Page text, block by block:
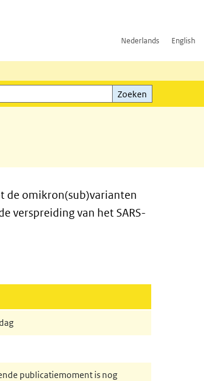
Nederlands English
Zoeken
de omikron(sub)varianten
verspreiding van het SARS-
publicatiemoment is nog